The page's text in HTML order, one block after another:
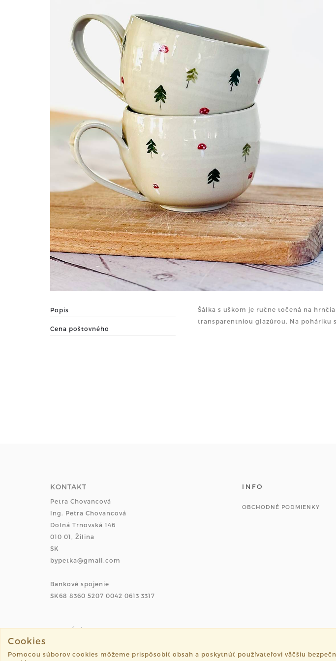
Popis
Cena poštovného
Šálka s uškom je ručne točená na
transparentniou glazúrou. Na poháriku
KONTAKT
Petra Chovancová
Ing. Petra Chovancová
Dolná Trnovská 146
010 01, Žilina
SK
bypetka@gmail.com
Bankové spojenie
SK68 8360 5207 0042 0613 3317
INFO
OBCHODNÉ PODMIENKY
©2026 petka.sk všetky práva vyhradené.
Cookies
Pomocou súborov cookies môžeme prispôsobiť obsah a poskytnúť používateľovi väčšiu